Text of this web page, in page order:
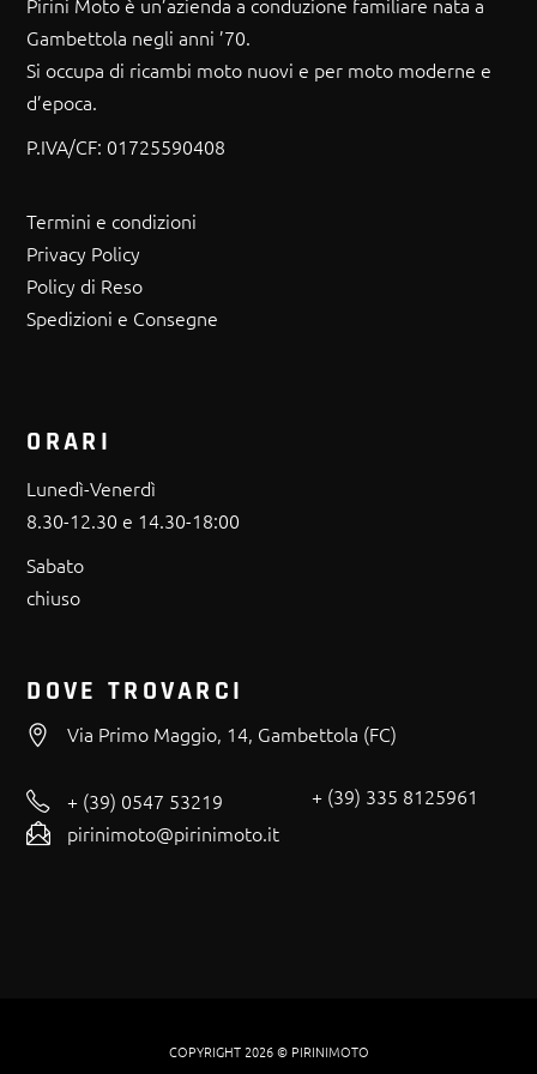
Gambettola negli anni ’70.
Si occupa di ricambi moto nuovi e per moto moderne e
d’epoca.
P.IVA/CF: 01725590408
Termini e condizioni
Privacy Policy
Policy di Reso
Spedizioni e Consegne
ORARI
Lunedì-Venerdì
8.30-12.30 e 14.30-18:00
Sabato
chiuso
DOVE TROVARCI
Via Primo Maggio, 14, Gambettola (FC)
+ (39) 0547 53219
+ (39) 335 8125961
pirinimoto@pirinimoto.it
COPYRIGHT 2026 © PIRINIMOTO